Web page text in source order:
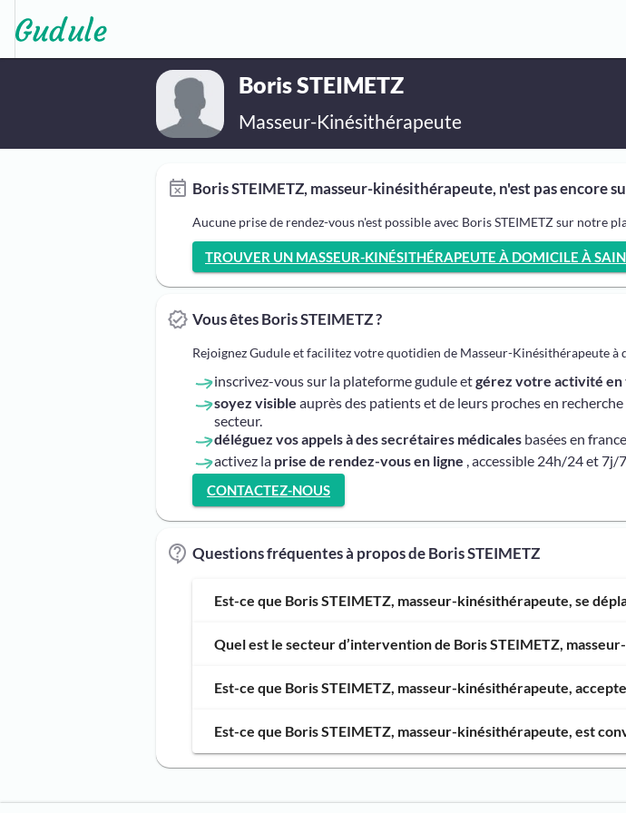
Boris STEIMETZ
Masseur-Kinésithérapeute
Boris STEIMETZ, masseur-kinésithérapeute, n'est pas encore
Aucune prise de rendez-vous n'est possible avec Boris STEIMETZ sur notre
TROUVER UN MASSEUR-KINÉSITHÉRAPEUTE À DOMICILE À
Vous êtes Boris STEIMETZ ?
Rejoignez Gudule et facilitez votre quotidien de Masseur-Kinésithérapeute à
inscrivez-vous sur la plateforme gudule etgérez votre activité
soyez visible auprès des patients et de leurs proches en
secteur.
déléguez vos appels à des secrétaires médicales basées en
activez la prise de rendez-vous en ligne , accessible 24h/24 et 7j/
CONTACTEZ-NOUS
Questions fréquentes à propos de Boris STEIMETZ
Est-ce que Boris STEIMETZ, masseur-kinésithérapeute, se
Quel est le secteur d’intervention de Boris STEIMETZ,
Est-ce que Boris STEIMETZ, masseur-kinésithérapeute,
Est-ce que Boris STEIMETZ, masseur-kinésithérapeute, est